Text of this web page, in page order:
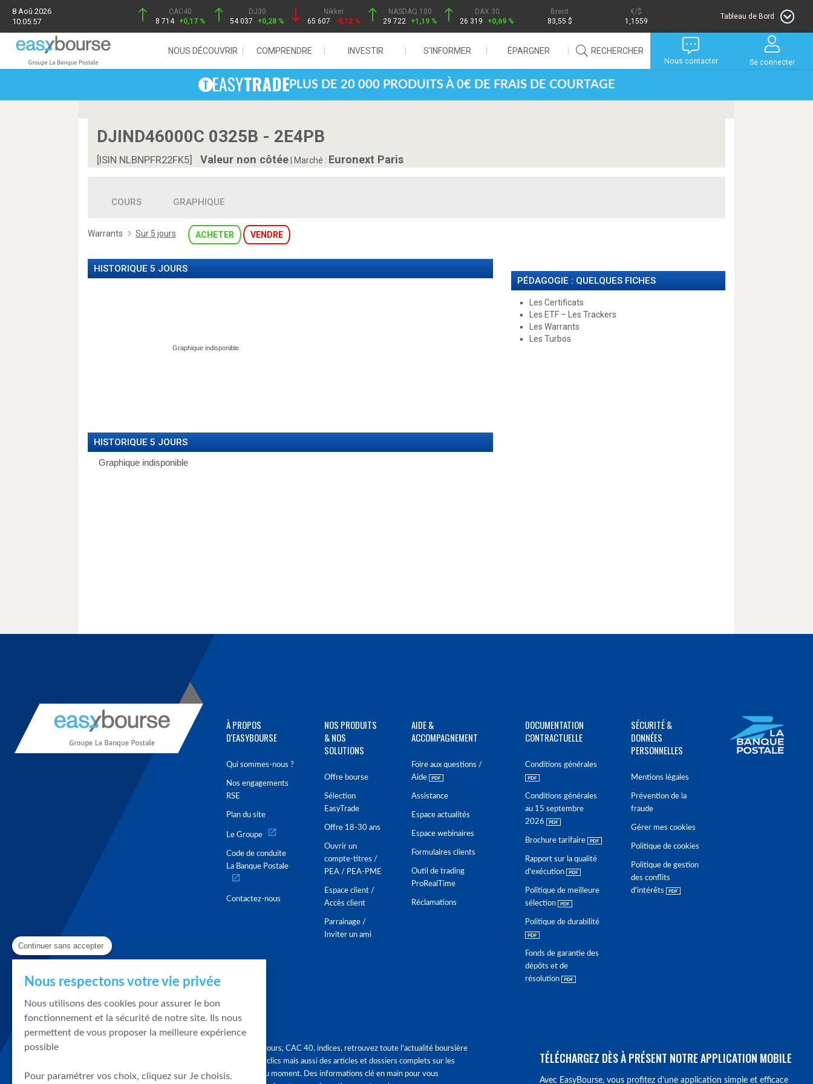
8 Aoû 2026
10:05:57
CAC40
8 714 +0,17 %
DJ30
54 037
+0,28 %
Nikkei
65 607
-0,12 %
NASDAQ 100
29 722
+1,19 %
DAX 30
26 319
+0,69 %
Brent
83,55 $
/$
1,1559
Tableau de Bord
NOUS DÉCOUVRIR COMPRENDRE INVESTIR S'INFORMER ÉPARGNER RECHERCHER
Nous contacter Se connecter
PLUS DE 20 000 PRODUITS À 0€ DE FRAIS DE COURTAGE
DJIND46000C 0325B - 2E4PB
[ISIN NLBNPFR22FK5] Valeur non côtée Marché : Euronext Paris
COURS GRAPHIQUE
Warrants Sur 5 jours ACHETER VENDRE
HISTORIQUE 5 JOURS
HISTORIQUE 5 JOURS
PÉDAGOGIE : QUELQUES FICHES
Les Certificats
Les ETF – Les Trackers
Les Warrants
Les Turbos
À PROPOS
D'EASYBOURSE
Qui sommes-nous ?
Nos engagements
RSE
Plan du site
Le Groupe
Code de conduite
La Banque Postale
Contactez-nous
NOS PRODUITS
& NOS
SOLUTIONS
Offre bourse
Sélection
EasyTrade
Offre 18-30 ans
Ouvrir un
compte-titres /
PEA / PEA-PME
Espace client /
Accès client
Parrainage /
Inviter un ami
AIDE &
ACCOMPAGNEMENT
Foire aux questions /
Aide
Assistance
Espace actualités
Espace webinaires
Formulaires clients
Outil de trading
ProRealTime
Réclamations
DOCUMENTATION
CONTRACTUELLE
Conditions générales
Conditions générales
au 15 septembre
2026
Brochure tarifaire
Rapport sur la qualité
d'exécution
Politique de meilleure
sélection
Politique de durabilité
Fonds de garantie des
dépôts et de
résolution
SÉCURITÉ &
DONNÉES
PERSONNELLES
Mentions légales
Prévention de la
fraude
Gérer mes cookies
Politique de cookies
Politique de gestion
des conflits
d'intérêts
Graphique, cours, CAC 40, indices, retrouvez toute l'actualité boursière
en quelques clics mais aussi des articles et dossiers complets sur les
tendances du moment. Des informations clé en main pour vous
TÉLÉCHARGEZ DÈS À PRÉSENT NOTRE APPLICATION MOBILE
Avec EasyBourse, vous profitez d’une application simple et efficace
Continuer sans accepter
Nous respectons votre vie privée
Nous utilisons des cookies pour assurer le bon
fonctionnement et la sécurité de notre site. Ils nous
permettent de vous proposer la meilleure expérience
possible
Pour paramétrer vos choix, cliquez sur Je choisis.